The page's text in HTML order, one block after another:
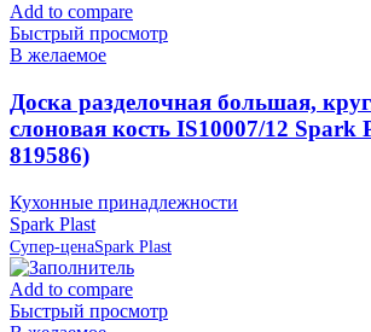
Add to compare
Быстрый просмотр
В желаемое
Доска разделочная большая,
слоновая кость IS10007/12 Spark
819586)
Кухонные принадлежности
Spark Plast
Супер-ценаSpark Plast
Add to compare
Быстрый просмотр